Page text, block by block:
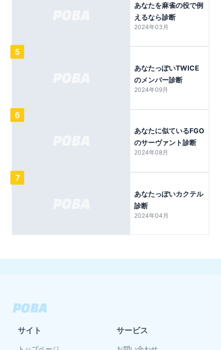
あなたを麻雀の役で例
えるなら診断
2024年03月
5
あなたっぽいTWICE
のメンバー診断
2024年09月
6
あなたに似ているFGO
のサーヴァント診断
2024年08月
7
あなたっぽいカクテル
診断
2024年04月
サイト サービス